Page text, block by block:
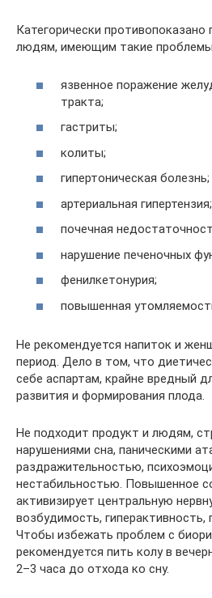
Категорически
людям, имеющим такие
язвенное поражение
тракта;
гастриты;
колиты;
гипертоническая болезнь;
артериальная гипертензия;
почечная
нарушение печеночных
фенилкетонурия;
повышенная
Не рекомендуется напиток и
период. Дело в том, что
себе аспартам, крайне вредный
развития и формирования плода.
Не подходит продукт и людям,
нарушениями сна, паническими
раздражительностью,
нестабильностью. Повышенное
активизирует центральную
возбудимость, гиперактивность,
Чтобы избежать проблем с
рекомендуется пить колу в
2–3 часа до отхода ко сну.